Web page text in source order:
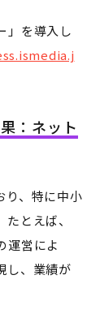
」を導入し
：ネット
り、特に中小
とえば、
運営によ
し、業績が